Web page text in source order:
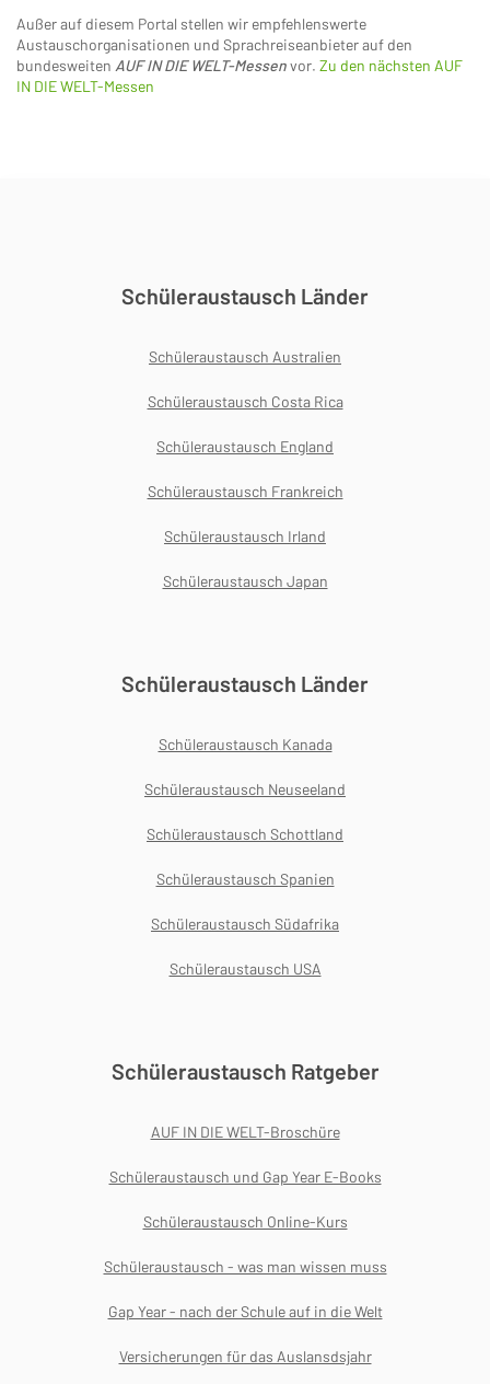
Außer auf diesem Portal stellen wir empfehlenswerte
Austauschorganisationen und Sprachreiseanbieter auf den
bundesweiten AUF IN DIE WELT-Messenvor. Zu den nächsten AUF
IN DIE WELT-Messen
Schüleraustausch Länder
Schüleraustausch Australien
Schüleraustausch Costa Rica
Schüleraustausch England
Schüleraustausch Frankreich
Schüleraustausch Irland
Schüleraustausch Japan
Schüleraustausch Länder
Schüleraustausch Kanada
Schüleraustausch Neuseeland
Schüleraustausch Schottland
Schüleraustausch Spanien
Schüleraustausch Südafrika
Schüleraustausch USA
Schüleraustausch Ratgeber
AUF IN DIE WELT-Broschüre
Schüleraustausch und Gap Year E-Books
Schüleraustausch Online-Kurs
Schüleraustausch - was man wissen muss
Gap Year - nach der Schule auf in die Welt
Versicherungen für das Auslansdsjahr